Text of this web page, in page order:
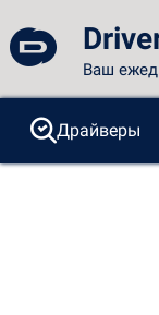
Ваш
Драйверы
Зонды